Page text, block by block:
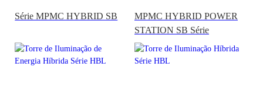
Série MPMC HYBRID SB
MPMC HYBRID POWER
STATION SB Série